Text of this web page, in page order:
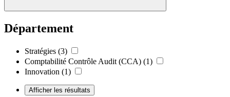
Département
Stratégies (3)
Comptabilité Contrôle Audit (CCA) (1)
Innovation (1)
Afficher les résultats